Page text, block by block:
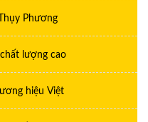
Phương
lượng cao
hiệu Việt